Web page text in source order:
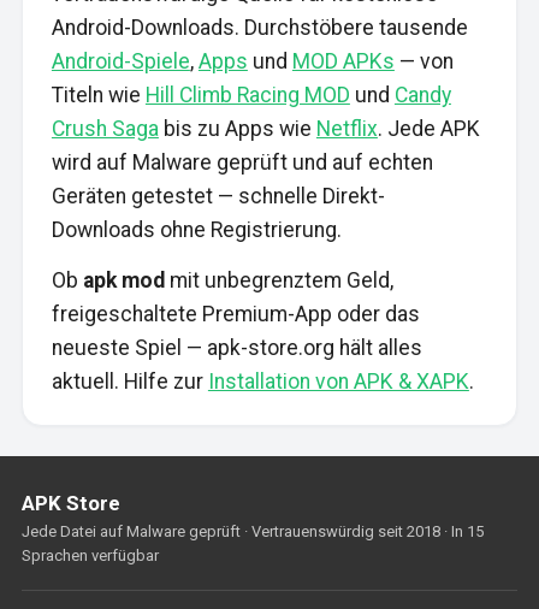
Android-Downloads. Durchstöbere tausende
Android-Spiele, Apps und MOD APKs — von
Titeln wie Hill Climb Racing MOD und Candy
Crush Sagabis zu Apps wie Netflix. Jede APK
wird auf Malware geprüft und auf echten
Geräten getestet — schnelle Direkt-
Downloads ohne Registrierung.
Ob apk mod mit unbegrenztem Geld,
freigeschaltete Premium-App oder das
neueste Spiel — apk-store.org hält alles
aktuell. Hilfe zur Installation von APK & XAPK.
APK Store
Jede Datei auf Malware geprüft · Vertrauenswürdig seit 2018 · In 15
Sprachen verfügbar